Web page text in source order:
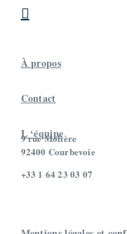

À propos
Contact
L ‘équipe
9 rue Molière
92400 Courbevoie
+33 1 64 23 03 07